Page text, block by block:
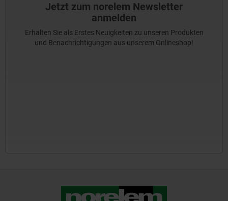
Jetzt zum norelem Newsletter
anmelden
Erhalten Sie als Erstes Neuigkeiten zu unseren Produkten
und Benachrichtigungen aus unserem Onlineshop!